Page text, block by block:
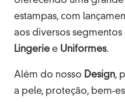
estampas, com
aos diversos segmentos
Lingerie e Uniformes.
Além do nosso Design,
a pele, proteção, bem-